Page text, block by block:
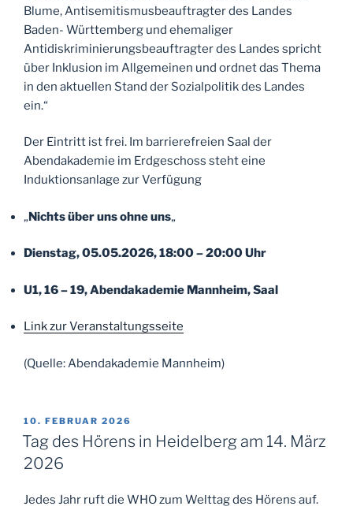
Blume, Antisemitismusbeauftragter des Landes
Baden- Württemberg und ehemaliger
Antidiskriminierungsbeauftragter des Landes spricht
über Inklusion im Allgemeinen und ordnet das Thema
in den aktuellen Stand der Sozialpolitik des Landes
ein.“
Der Eintritt ist frei. Im barrierefreien Saal der
Abendakademie im Erdgeschoss steht eine
Induktionsanlage zur Verfügung
„Nichts über uns ohne uns„
Dienstag, 05.05.2026, 18:00 – 20:00 Uhr
U1, 16 – 19, Abendakademie Mannheim, Saal
Link zur Veranstaltungsseite
(Quelle: Abendakademie Mannheim)
VERÖFFENTLICHT
AM
10. FEBRUAR 2026
Tag des Hörens in Heidelberg am 14. März
2026
Jedes Jahr ruft die WHO zum Welttag des Hörens auf.